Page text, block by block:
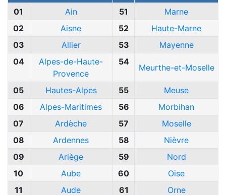
01 Ain 51
Marne
02
Aisne 52
Haute-Marne
03
Allier 53
Mayenne
04
Alpes-de-Haute-
Provence
54
Meurthe-et-Moselle
05 Hautes-Alpes 55
Meuse
06
Alpes-Maritimes 56
Morbihan
07
Ardèche 57
Moselle
08
Ardennes 58
Nièvre
09
Ariège 59
Nord
10
Aube 60
Oise
11
Aude 61
Orne